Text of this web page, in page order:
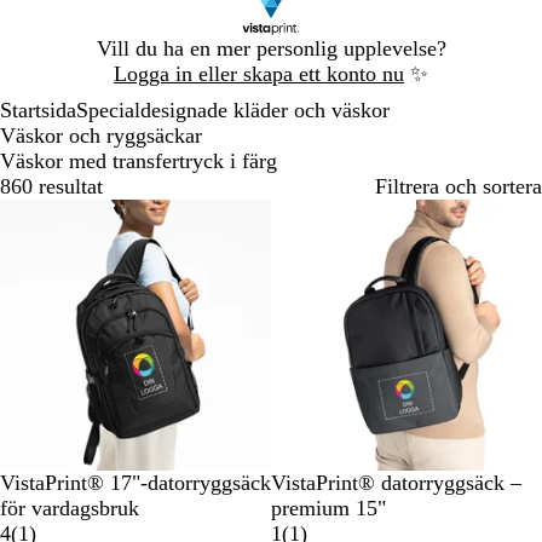
Vill du ha en mer personlig upplevelse?
Logga in eller skapa ett konto nu ✨
1
StartsidaSpecialdesignade kläder och väskor
Väskor och ryggsäckar
Väskor med transfertryck i färg
860 resultat
Filtrera och sortera
S
v
a
G
r
å
B
l
å
VistaPrint® 17"-datorryggsäck
för vardagsbruk
4(11
)
S
v
a
G
r
å
B
l
å
VistaPrint® datorryggsäck –
premium 15"
1(11
)